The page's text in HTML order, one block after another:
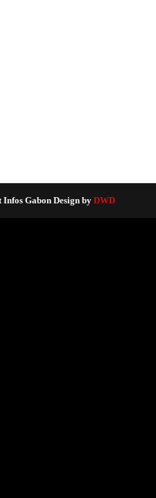
Gabon Design by DWD